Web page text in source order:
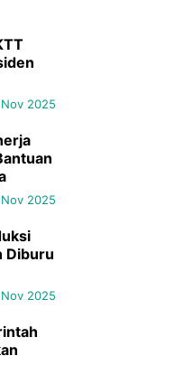
2025
2025
Diburu
2025